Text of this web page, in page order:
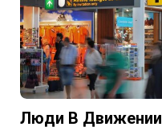
Люди В Движении